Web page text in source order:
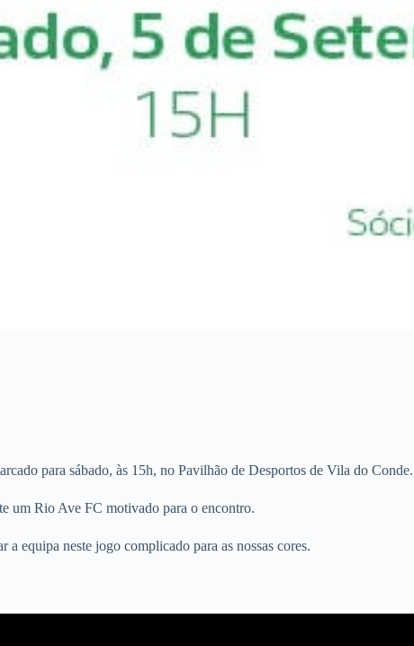
para sábado, às 15h, no Pavilhão de Desportos de Vila do Conde.
um Rio Ave FC motivado para o encontro.
equipa neste jogo complicado para as nossas cores.